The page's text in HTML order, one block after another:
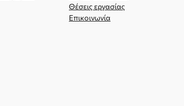
Θέσεις εργασίας
Επικοινωνία